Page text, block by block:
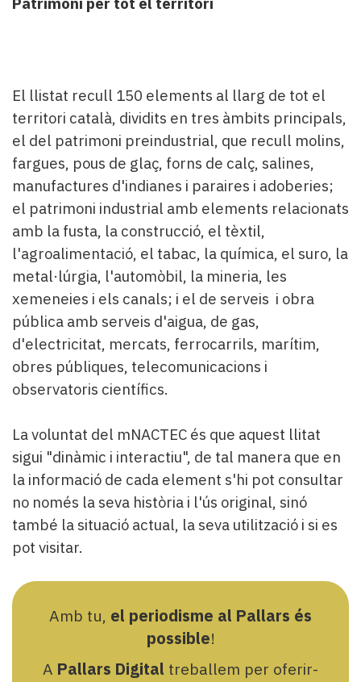
El llistat recull 150 elements al llarg de tot el
territori català, dividits en tres àmbits principals,
el del patrimoni preindustrial, que recull molins,
fargues, pous de glaç, forns de calç, salines,
manufactures d'indianes i paraires i adoberies;
el patrimoni industrial amb elements relacionats
amb la fusta, la construcció, el tèxtil,
l'agroalimentació, el tabac, la química, el suro, la
metal·lúrgia, l'automòbil, la mineria, les
xemeneies i els canals; i el de serveis i obra
pública amb serveis d'aigua, de gas,
d'electricitat, mercats, ferrocarrils, marítim,
obres públiques, telecomunicacions i
observatoris científics.
La voluntat del mNACTEC és que aquest llitat
sigui "dinàmic i interactiu", de tal manera que en
la informació de cada element s'hi pot consultar
no només la seva història i l'ús original, sinó
també la situació actual, la seva utilització i si es
pot visitar.
Amb tu, el periodisme al Pallars és
possible!
A Pallars Digital treballem per oferir-